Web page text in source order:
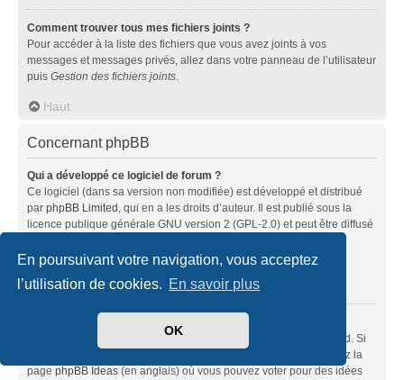
En poursuivant votre navigation, vous acceptez
l’utilisation de cookies. En savoir plus
OK
Comment trouver tous mes fichiers joints ?
Pour accéder à la liste des fichiers que vous avez joints à vos
messages et messages privés, allez dans votre panneau de l’utilisateur
puis Gestion des fichiers joints.
Haut
Concernant phpBB
Qui a développé ce logiciel de forum ?
Ce logiciel (dans sa version non modifiée) est développé et distribué
par phpBB Limited, qui en a les droits d’auteur. Il est publié sous la
licence publique générale GNU version 2 (GPL-2.0) et peut être diffusé
À propos de phpBB» (en anglais).
Haut
Ce logiciel a été développé et mis sous licence par phpBB Limited. Si
vous pensez qu’une fonctionnalité nécessite d’être ajoutée, visitez la
page phpBB Ideas (en anglais) où vous pouvez voter pour des idées